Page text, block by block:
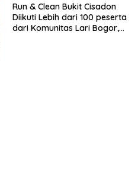
Run & Clean Bukit Cisadon
Diikuti Lebih dari 100 peserta
dari Komunitas Lari Bogor,